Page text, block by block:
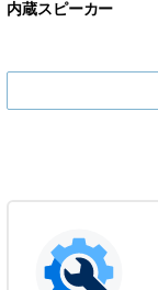
内蔵スピーカー